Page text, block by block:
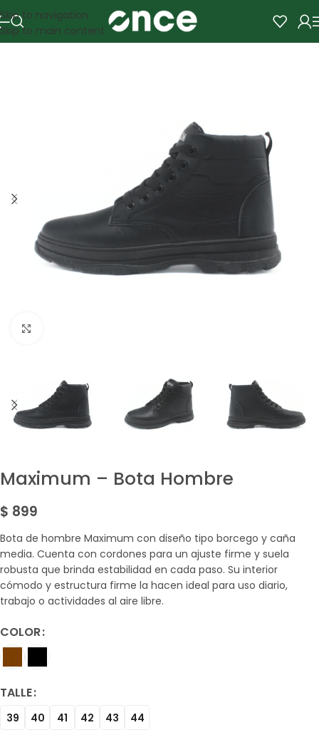
Skip to navigation
Skip to main content
Maximum – Bota Hombre
$ 899
Bota de hombre Maximum con diseño tipo borcego y caña
media. Cuenta con cordones para un ajuste firme y suela
robusta que brinda estabilidad en cada paso. Su interior
cómodo y estructura firme la hacen ideal para uso diario,
trabajo o actividades al aire libre.
COLOR
TALLE
39 40 41 42 43 44